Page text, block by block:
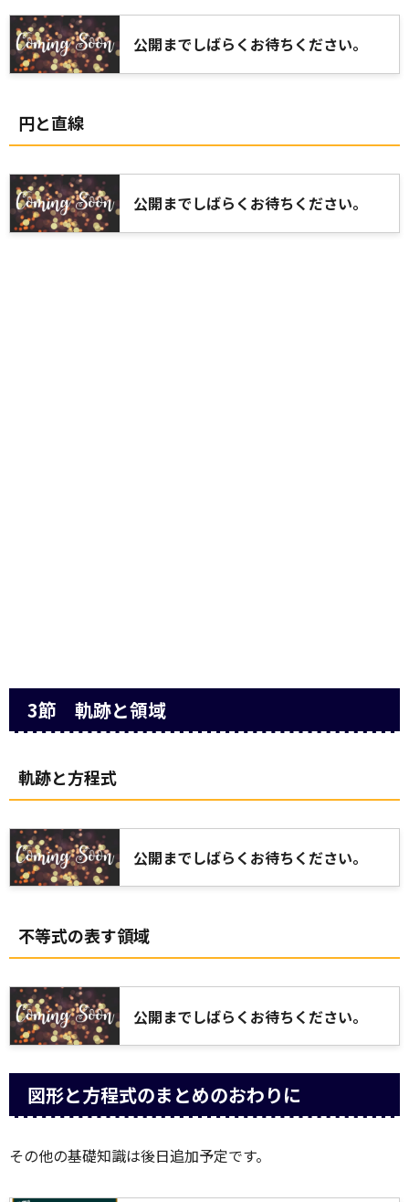
公開までしばらくお待ちください。
円と直線
公開までしばらくお待ちください。
3節 軌跡と領域
軌跡と方程式
公開までしばらくお待ちください。
不等式の表す領域
公開までしばらくお待ちください。
図形と方程式のまとめのおわりに
その他の基礎知識は後日追加予定です。